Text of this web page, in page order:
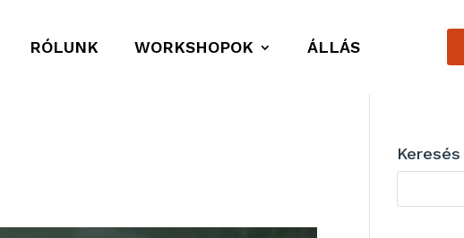
RÓLUNK WORKSHOPOK ÁLLÁS
Keresés